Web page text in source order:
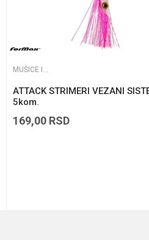
MUŠICE I STRIMERI
ATTACK STRIMERI VEZANI
5kom.
169,00 RSD